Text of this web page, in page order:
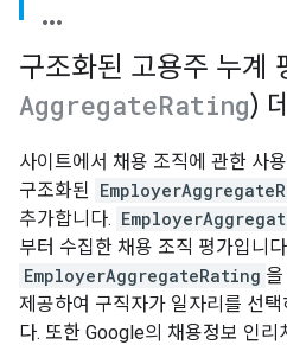
구조화된 고용주 누계
AggregateRating)
사이트에서 채용 조직에 관한 사
구조화된
추가합니다.
부터 수집한 채용 조직 평가입니
EmployerAggregateRating
제공하여 구직자가 일자리를 선
다. 또한 Google의 채용정보 인